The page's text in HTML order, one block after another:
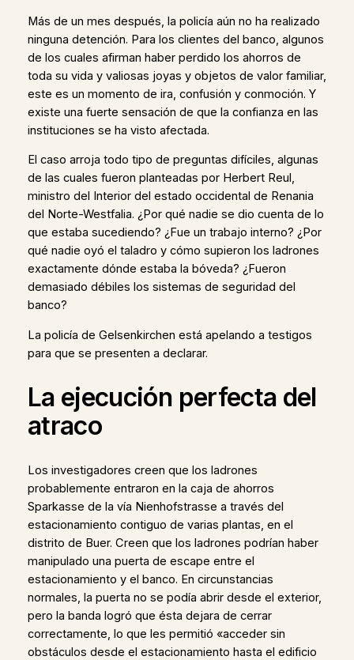
Más de un mes después, la policía aún no ha realizado
ninguna detención. Para los clientes del banco, algunos
de los cuales afirman haber perdido los ahorros de
toda su vida y valiosas joyas y objetos de valor familiar,
este es un momento de ira, confusión y conmoción. Y
existe una fuerte sensación de que la confianza en las
instituciones se ha visto afectada.
El caso arroja todo tipo de preguntas difíciles, algunas
de las cuales fueron planteadas por Herbert Reul,
ministro del Interior del estado occidental de Renania
del Norte-Westfalia. ¿Por qué nadie se dio cuenta de lo
que estaba sucediendo? ¿Fue un trabajo interno? ¿Por
qué nadie oyó el taladro y cómo supieron los ladrones
exactamente dónde estaba la bóveda? ¿Fueron
demasiado débiles los sistemas de seguridad del
banco?
La policía de Gelsenkirchen está apelando a testigos
para que se presenten a declarar.
La ejecución perfecta del
atraco
Los investigadores creen que los ladrones
probablemente entraron en la caja de ahorros
Sparkasse de la vía Nienhofstrasse a través del
estacionamiento contiguo de varias plantas, en el
distrito de Buer. Creen que los ladrones podrían haber
manipulado una puerta de escape entre el
estacionamiento y el banco. En circunstancias
normales, la puerta no se podía abrir desde el exterior,
pero la banda logró que ésta dejara de cerrar
correctamente, lo que les permitió «acceder sin
obstáculos desde el estacionamiento hasta el edificio